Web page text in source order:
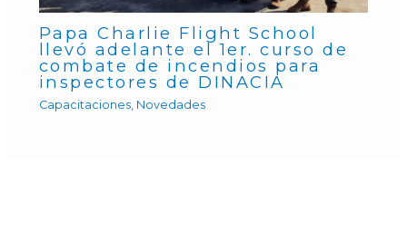
Papa Charlie Flight School
llevó adelante el 1er. curso de
combate de incendios para
inspectores de DINACIA
Capacitaciones, Novedades